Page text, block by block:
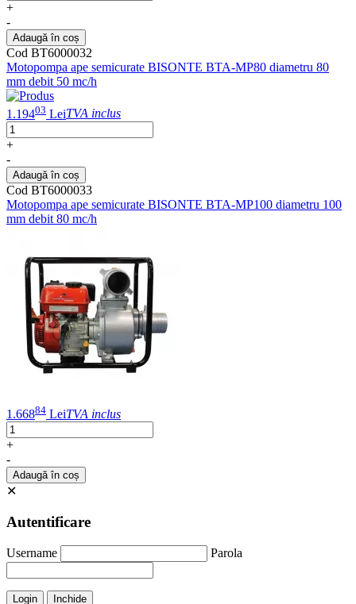
+
-
Adaugă în coș
Cod BT6000032
Motopompa ape semicurate BISONTE BTA-MP80 diametru 80
mm debit 50 mc/h
1.19403 LeiTVA inclus
+
-
Adaugă în coș
Cod BT6000033
Motopompa ape semicurate BISONTE BTA-MP100 diametru 100
mm debit 80 mc/h
1.66884 LeiTVA inclus
+
-
Adaugă în coș
✕
Autentificare
Username Parola
Login Inchide